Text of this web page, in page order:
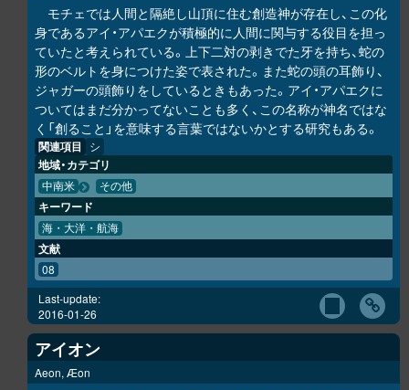
モチェでは人間と隔絶し山頂に住む創造神が存在し、この化
身であるアイ・アパエクが積極的に人間に関与する役目を担っ
ていたと考えられている。上下二対の剥きでた牙を持ち、蛇の
形のベルトを身につけた姿で表された。また蛇の頭の耳飾り、
ジャガーの頭飾りをしているときもあった。アイ・アパエクに
ついてはまだ分かってないことも多く、この名称が神名ではな
く「創ること」を意味する言葉ではないかとする研究もある。
関連項目 シ
地域・カテゴリ
中南米 その他
キーワード
海・大洋・航海
文献
08
Last-update:
2016-01-26
アイオン
Aeon, Æon